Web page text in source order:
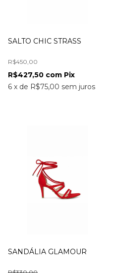
SALTO CHIC STRASS
R$450,00
6 x de R$75,00 sem juros
R$427,50 com Pix
SANDÁLIA GLAMOUR